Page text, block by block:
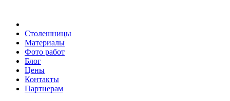
Столешницы
Материалы
Фото работ
Блог
Цены
Контакты
Партнерам